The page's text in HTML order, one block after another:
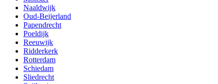
Naaldwijk
Oud-Beijerland
Papendrecht
Poeldijk
Reeuwijk
Ridderkerk
Rotterdam
Schiedam
Sliedrecht